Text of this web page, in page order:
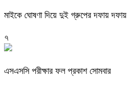
মাইকে ঘোষণা দিয়ে দুই গ্রুপের দফায়
৭
এসএসসি পরীক্ষার ফল প্রকাশ সোমবার